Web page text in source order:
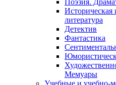
Поэзия.
Историческая
литература
Детектив
Фантастика
Мемуары
Учебные и учебно-